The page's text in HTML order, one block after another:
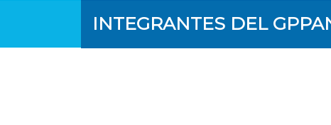
INTEGRANTES DEL